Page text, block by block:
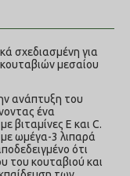
σχεδιασμένη για
μεσαίου
ανάπτυξη του
ένα
βιταμίνες Ε και C.
ωμέγα-3 λιπαρά
ότι
του κουταβιού και